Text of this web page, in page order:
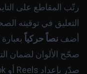
رتّب المقاطع على
التعليق في توقيته
أضف نصاً حركياً بعبارة CTA في النهاية
صحّح الألوان لضمان
صدّر بإعداد Reels أو TikTok بنقرة واحدة